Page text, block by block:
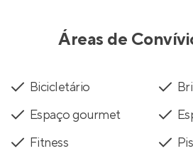
Áreas de
Bicicletário
Espaço gourmet
Fitness